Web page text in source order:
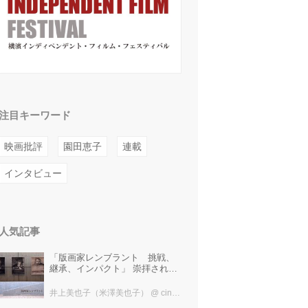
目キーワード
映画批評 園田恵子 連載
インタビュー
人気記事
「版画家レンブラント 挑戦、
継承、インパクト」 崇拝され、
た版画技法！ 国立西洋美術館に
井上美也子（米澤美也子） @ cinefil編集部